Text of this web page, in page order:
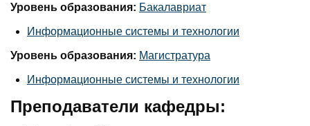
Уровень образования: Бакалавриат
Информационные системы и технологии
Уровень образования: Магистратура
Информационные системы и технологии
Преподаватели кафедры: